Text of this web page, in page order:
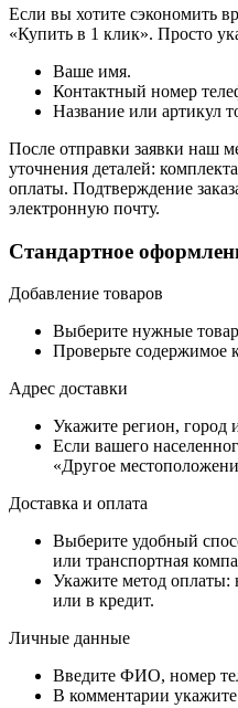
Если вы хотите сэкономить
«Купить в 1 клик». Просто
Ваше имя.
Контактный номер
Название или артикул
После отправки заявки наш
уточнения деталей:
оплаты. Подтверждение
электронную почту.
Стандартное
Добавление товаров
Выберите нужные
Проверьте содержимое
Адрес доставки
Укажите регион, город
Если вашего
«Другое
Доставка и оплата
Выберите удобный
или транспортная
Укажите метод оплаты:
или в кредит.
Личные данные
Введите ФИО, номер
В комментарии